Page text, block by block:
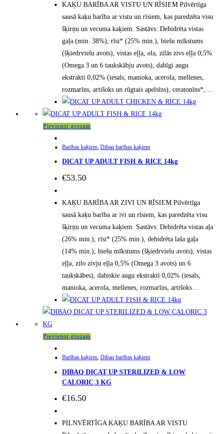
KAĶU BARĪBA AR VISTU UN RĪSIEM Pilvērtīga
sausā kaķu barība ar vistu un rīsiem, kas paredzēta visu
šķirņu un vecuma kaķiem. Sastāvs: Dehidrēta vistas
gaļa (min. 38%), rīsi* (25% min.), biešu mīkstums
(šķiedrvielu avots), vistas eļļa, ola, zilās zivs eļļa 0,5%
(Omega 3 un 6 taukskābju avots), dabīgi augu
ekstrakti 0,02% (iesals, manioka, acerola, mellenes,
rozmarīns, artišoks un rūgtais apelsīns), ceratonīns*,…
Pievienot grozam
Barības kaķiem Dibaq barības kaķiem
DICAT UP ADULT FISH & RICE 14kg
€53.50
KAĶU BARĪBA AR ZIVI UN RĪSIEM Pilvērtīga
sausā kaķu barība ar ivi un rīsiem, kas paredzēta visu
šķirņu un vecuma kaķiem. Sastāvs: Dehidrēta vistas aļa
(26% min.), rīsi* (25% min.), dehidrēta laša gaļa
(14% min.), biešu mīkstums (šķiedrvielu avots), vistas
eļļa, zilo zivju eļļa 0,5% (Omega 3 avots) un 6
taukskābes), dabiskie augu ekstrakti 0,02% (iesals,
manioka, acerola, mellenes, rozmarīns, artišoks…
Pievienot grozam
Barības kaķiem, Dibaq barības kaķiem
DIBAQ DICAT UP STERILIZED & LOW
CALORIC 3 KG
€16.50
PILNVĒRTĪGA KAĶU BARĪBA AR VISTU